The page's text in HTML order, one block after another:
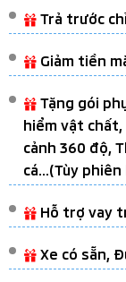
Trả trước
Giảm tiền
Tặng gói
hiểm vật chất,
cảnh 360 độ,
cá...(Tùy phiên
Hỗ trợ vay
Xe có sẵn,